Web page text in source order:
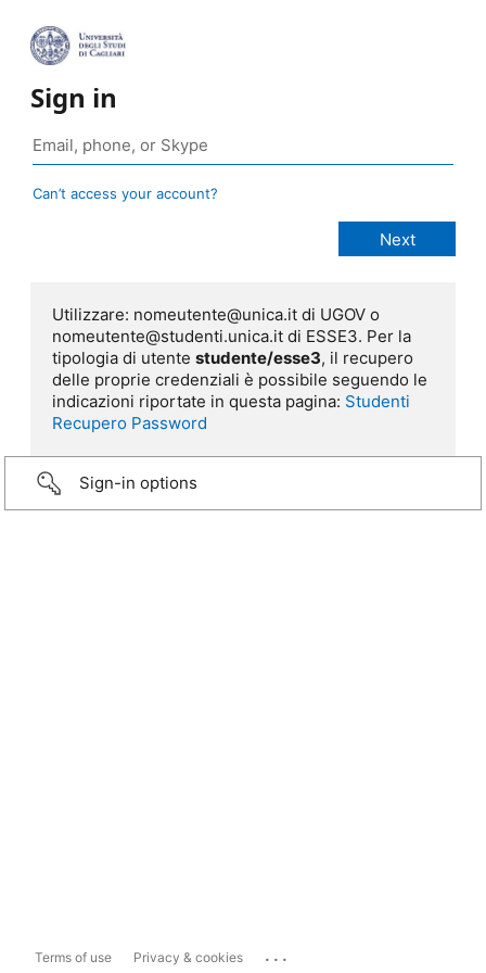
Sign in
Can’t access your account?
Utilizzare: nomeutente@unica.it di UGOV o
nomeutente@studenti.unica.it di ESSE3. Per la
tipologia di utente studente/esse3, il recupero
delle proprie credenziali è possibile seguendo le
indicazioni riportate in questa pagina: Studenti
Recupero Password
Sign-in options
Terms of use Privacy & cookies ...